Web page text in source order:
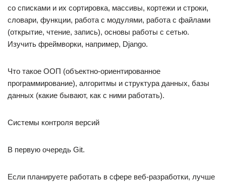
со списками и их сортировка, массивы, кортежи и строки,
словари, функции, работа с модулями, работа с файлами
(открытие, чтение, запись), основы работы с сетью.
Изучить фреймворки, например, Django.
Что такое ООП (объектно-ориентированное
программирование), алгоритмы и структура данных, базы
данных (какие бывают, как с ними работать).
Системы контроля версий
В первую очередь Git.
Если планируете работать в сфере веб-разработки, лучше